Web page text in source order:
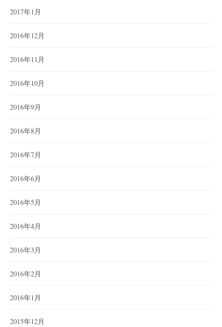
2017年1月
2016年12月
2016年11月
2016年10月
2016年9月
2016年8月
2016年7月
2016年6月
2016年5月
2016年4月
2016年3月
2016年2月
2016年1月
2015年12月